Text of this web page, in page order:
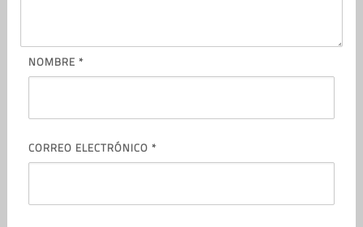
NOMBRE *
CORREO ELECTRÓNICO *